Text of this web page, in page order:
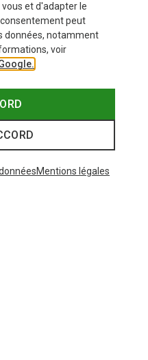
et d'adapter le
peut
données, notamment
voir
Mentions légales